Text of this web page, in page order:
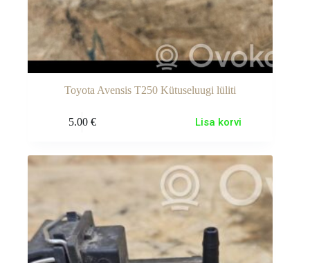
Toyota Avensis T250 Kütuseluugi lüliti
5.00 € Lisa korvi